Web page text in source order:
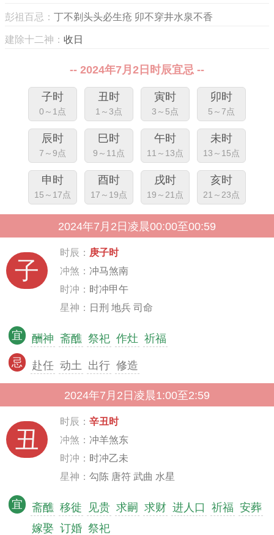
彭祖百忌： 丁不剃头头必生疮 卯不穿井水泉不香
建除十二神： 收日
-- 2024年7月2日时辰宜忌 --
子时
0～1点
丑时
1～3点
寅时
3～5点
卯时
5～7点
辰时
7～9点
巳时
9～11点
午时
11～13点
未时
13～15点
申时
15～17点
酉时
17～19点
戌时
19～21点
亥时
21～23点
2024年7月2日凌晨00:00至00:59
子
时辰： 庚子时
冲煞： 冲马煞南
时冲： 时冲甲午
星神： 日刑 地兵 司命
宜 酬神 斋醮 祭祀 作灶 祈福
忌 赴任 动土 出行 修造
2024年7月2日凌晨1:00至2:59
丑
时辰： 辛丑时
冲煞： 冲羊煞东
时冲： 时冲乙未
星神： 勾陈 唐符 武曲 水星
宜 斋醮 移徙 见贵 求嗣 求财 进人口 祈福 安葬
嫁娶 订婚 祭祀